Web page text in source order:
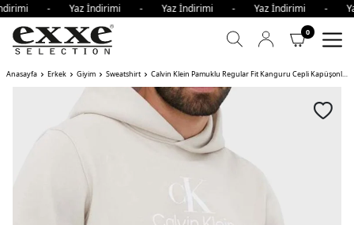
- Yaz İndirimi - Yaz İndirimi - Yaz İndirimi
0
Anasayfa Erkek Giyim Sweatshirt Calvin Klein Pamuklu Regular Fit Kanguru Cepli Kapüşonlu Erkek Sweat ACF